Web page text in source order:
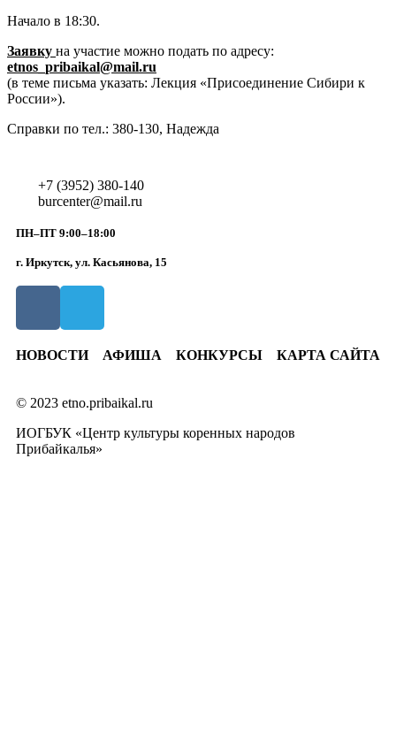
Начало в 18:30.
Заявку на участие можно подать по адресу:
etnos_pribaikal@mail.ru
(в теме письма указать: Лекция «Присоединение Сибири к
России»).
Справки по тел.: 380-130, Надежда
+7 (3952) 380-140
burcenter@mail.ru
ПН–ПТ 9:00–18:00
г. Иркутск, ул. Касьянова, 15
НОВОСТИ АФИША КОНКУРСЫ КАРТА САЙТА
© 2023 etno.pribaikal.ru
ИОГБУК «Центр культуры коренных народов
Прибайкалья»